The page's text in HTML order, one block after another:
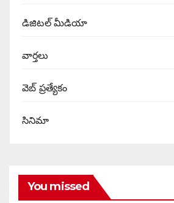
డిజిటల్ మీడియా
వార్త‌లు
వెబ్ ప్రత్యేకం
సినిమా
You missed